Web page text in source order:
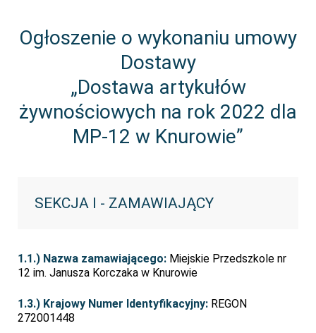
Ogłoszenie o wykonaniu umowy
Dostawy
„Dostawa artykułów
żywnościowych na rok 2022 dla
MP-12 w Knurowie”
SEKCJA I - ZAMAWIAJĄCY
1.1.) Nazwa zamawiającego: Miejskie Przedszkole nr
12 im. Janusza Korczaka w Knurowie
1.3.) Krajowy Numer Identyfikacyjny: REGON
272001448